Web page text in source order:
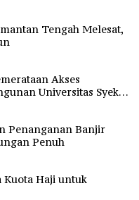
Tengah Melesat,
Akses
Universitas Syekh
Penanganan Banjir
Penuh
Kuota Haji untuk